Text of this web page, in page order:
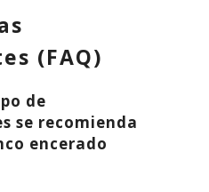
(FAQ)
de
se recomienda
encerado